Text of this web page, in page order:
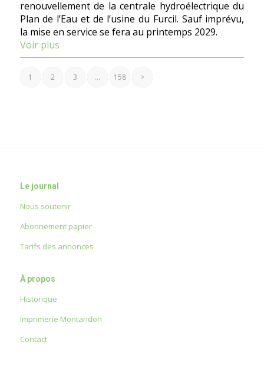
renouvellement de la centrale hydroélectrique du
Plan de l’Eau et de l’usine du Furcil. Sauf imprévu,
la mise en service se fera au printemps 2029.
Voir plus
1 2 3 … 158 >
Le journal
Nous soutenir
Abonnement papier
Tarifs des annonces
À propos
Historique
Imprimerie Montandon
Contact